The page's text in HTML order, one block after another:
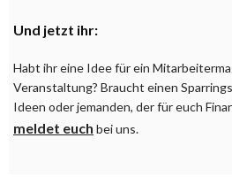
Und jetzt ihr:
Habt ihr eine Idee für ein
Veranstaltung? Braucht einen
Ideen oder jemanden, der für euch
meldet euch bei uns.